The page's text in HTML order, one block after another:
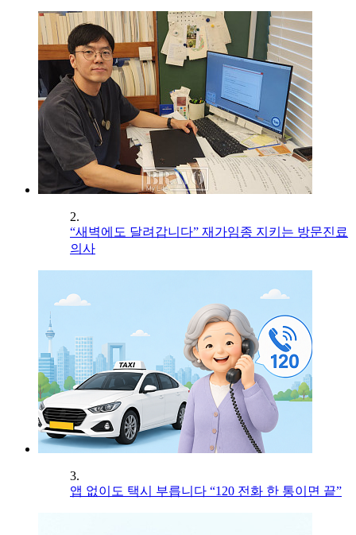
2.
“새벽에도 달려갑니다” 재가임종 지키는 방문진료
의사
3.
앱 없이도 택시 부릅니다 “120 전화 한 통이면 끝”